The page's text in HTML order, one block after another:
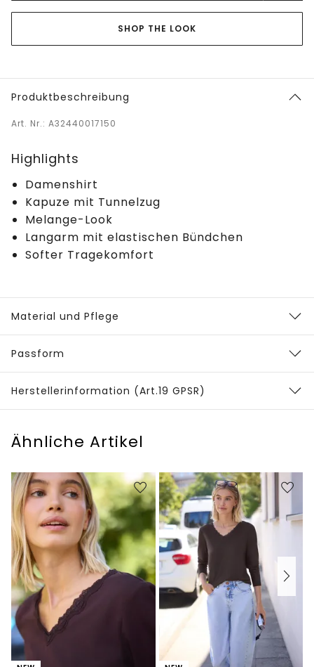
SHOP THE LOOK
Produktbeschreibung
Art. Nr.: A32440017150
Highlights
Damenshirt
Kapuze mit Tunnelzug
Melange-Look
Langarm mit elastischen Bündchen
Softer Tragekomfort
Material und Pflege
Passform
Herstellerinformation (Art.19 GPSR)
Ähnliche Artikel